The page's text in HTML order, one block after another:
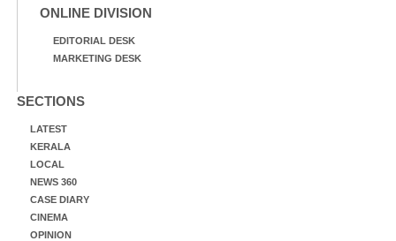
ONLINE DIVISION
EDITORIAL DESK
MARKETING DESK
SECTIONS
LATEST
KERALA
LOCAL
NEWS 360
CASE DIARY
CINEMA
OPINION